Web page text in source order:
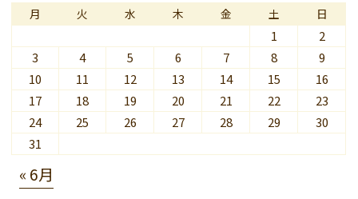
月 火 水 木 金 土 日
1
2
3
4 5 6 7 8
9
10
11 12 13 14 15
16
17
18 19 20 21 22
23
24
25 26 27 28 29
30
31
« 6月